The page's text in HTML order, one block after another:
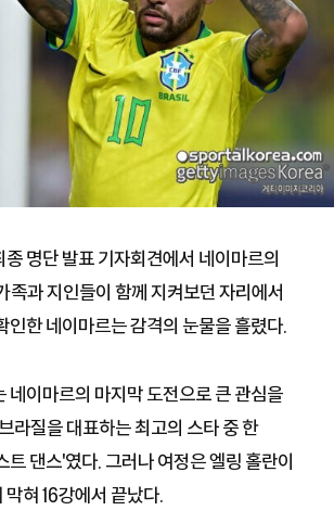
명단 발표 기자회견에서 네이마르의
족과 지인들이 함께 지켜보던 자리에서
인한 네이마르는 감격의 눈물을 흘렸다.
네이마르의 마지막 도전으로 큰 관심을
라질을 대표하는 최고의 스타 중 한
트 댄스'였다. 그러나 여정은 엘링 홀란이
혀 16강에서 끝났다.